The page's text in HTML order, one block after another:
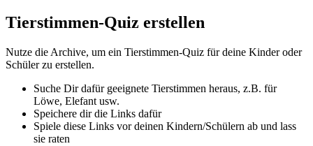
Tierstimmen-Quiz erstellen
Nutze die Archive, um ein Tierstimmen-Quiz für deine Kinder oder
Schüler zu erstellen.
Suche Dir dafür geeignete Tierstimmen heraus, z.B. für
Löwe, Elefant usw.
Speichere dir die Links dafür
Spiele diese Links vor deinen Kindern/Schülern ab und lass
sie raten